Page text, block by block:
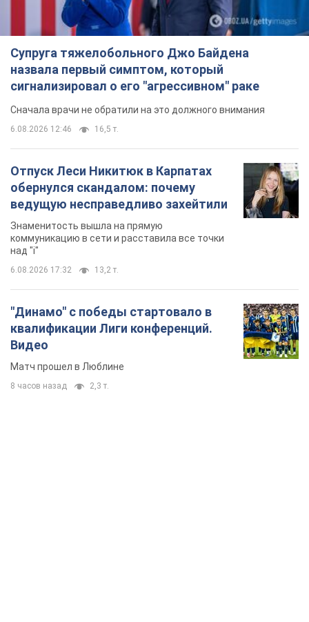
Супруга тяжелобольного Джо Байдена
назвала первый симптом, который
сигнализировал о его "агрессивном" раке
Сначала врачи не обратили на это должного внимания
6.08.2026 12:46 16,5 т.
Отпуск Леси Никитюк в Карпатах
обернулся скандалом: почему
ведущую несправедливо захейтили
Знаменитость вышла на прямую
коммуникацию в сети и расставила все точки
над "i"
6.08.2026 17:32 13,2 т.
"Динамо" с победы стартовало в
квалификации Лиги конференций.
Видео
Матч прошел в Люблине
8 часов назад 2,3 т.